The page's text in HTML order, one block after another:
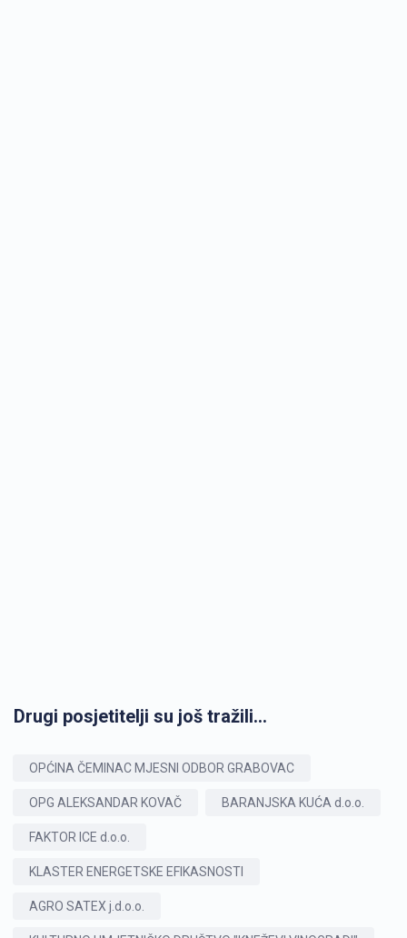
Drugi posjetitelji su još tražili...
OPĆINA ČEMINAC MJESNI ODBOR GRABOVAC
OPG ALEKSANDAR KOVAČ BARANJSKA KUĆA d.o.o.
FAKTOR ICE d.o.o.
KLASTER ENERGETSKE EFIKASNOSTI
AGRO SATEX j.d.o.o.